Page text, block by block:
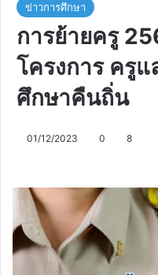
ข่าวการศึกษา
การย้ายครู
โครงการ ครู
ศึกษาคืนถิ่น
01/12/2023 0 8